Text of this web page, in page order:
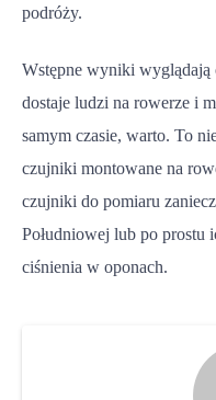
podróży.
Wstępne wyniki
dostaje ludzi na rowerze i
samym czasie, warto. To
czujniki montowane na
czujniki do pomiaru
Południowej lub po prostu
ciśnienia w oponach.